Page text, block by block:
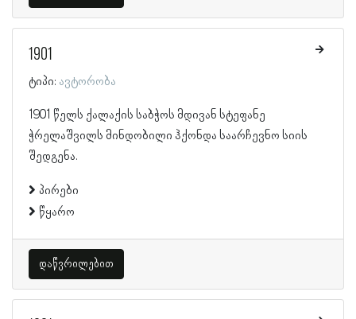
1901
ტიპი: ავტორობა
1901 წელს ქალაქის საბჭოს მდივან სტეფანე
ჭრელაშვილს მინდობილი ჰქონდა საარჩევნო სიის
შედგენა.
პირები
წყარო
დაწვრილებით